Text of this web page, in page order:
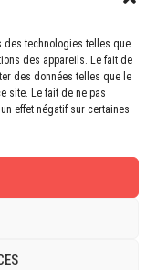
des technologies telles que
des appareils. Le fait de
des données telles que le
site. Le fait de ne pas
effet négatif sur certaines